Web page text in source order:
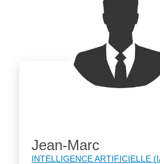
Jean-Marc
INTELLIGENCE ARTIFICIELLE